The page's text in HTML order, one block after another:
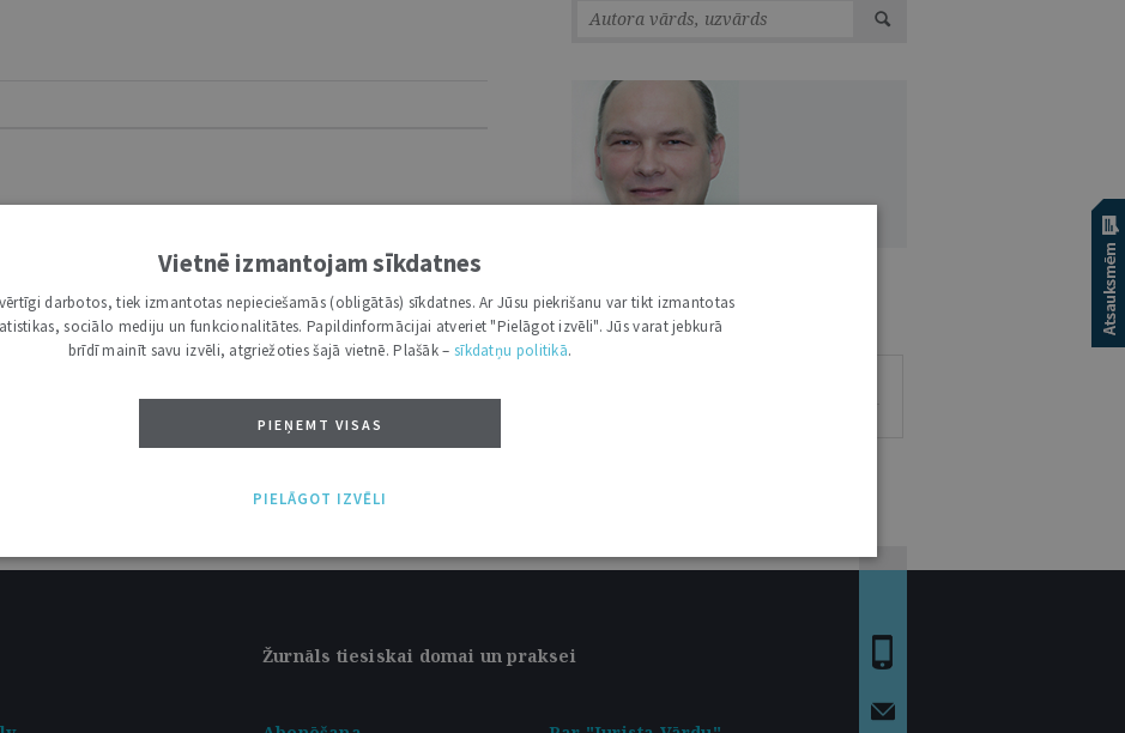
latvīšu volūda?
Žurnāls tiesiskai domai un praksei
Vietnē izmantojam sīkdatnes
darbotos, tiek izmantotas nepieciešamās (obligātās) sīkdatnes. Ar Jūsu piekrišanu var tikt izmantotas
sociālo mediju un funkcionalitātes. Papildinformācijai atveriet "Pielāgot izvēli". Jūs varat jebkurā
brīdī mainīt savu izvēli, atgriežoties šajā vietnē. Plašāk – sīkdatņu politikā.
PIEŅEMT VISAS
PIELĀGOT IZVĒLI